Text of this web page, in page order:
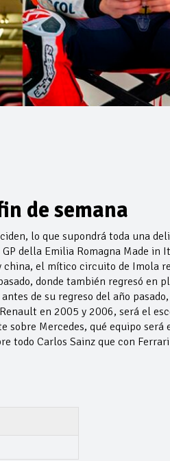
de semana
lo que supondrá toda una
della Emilia Romagna Made in
el mítico circuito de Imola
donde también regresó en
de su regreso del año
en 2005 y 2006, será el
sobre Mercedes, qué equipo
todo Carlos Sainz que con